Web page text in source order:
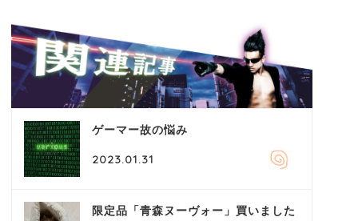
ゲーマー故の悩み
2023.01.31
限定品「青森ヌーヴォー」買いました